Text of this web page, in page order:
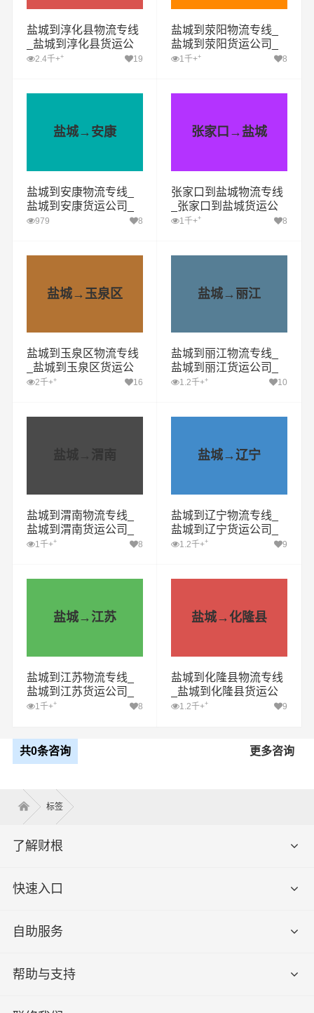
盐城到淳化县物流专线
_盐城到淳化县货运公
司_盐城至淳化县运输
2.4千++ 19
盐城到荥阳物流专线_
盐城到荥阳货运公司_
盐城至荥阳运输专线哪
1千++ 8
盐城→安康
盐城到安康物流专线_
盐城到安康货运公司_
盐城至安康运输专线哪
979 8
张家口→盐城
张家口到盐城物流专线
_张家口到盐城货运公
司_张家口至盐城运输
1千++ 8
盐城→玉泉区
盐城到玉泉区物流专线
_盐城到玉泉区货运公
司_盐城至玉泉区运输
2千++ 16
盐城→丽江
盐城到丽江物流专线_
盐城到丽江货运公司_
盐城至丽江运输专线哪
1.2千++ 10
盐城→渭南
盐城到渭南物流专线_
盐城到渭南货运公司_
盐城至渭南运输专线哪
1千++ 8
盐城→辽宁
盐城到辽宁物流专线_
盐城到辽宁货运公司_
盐城至辽宁运输专线哪
1.2千++ 9
盐城→江苏
盐城到江苏物流专线_
盐城到江苏货运公司_
盐城至江苏运输专线哪
1千++ 8
盐城→化隆县
盐城到化隆县物流专线
_盐城到化隆县货运公
司_盐城至化隆县运输
1.2千++ 9
共0条咨询 更多咨询
标签
了解财根
快速入口
自助服务
帮助与支持